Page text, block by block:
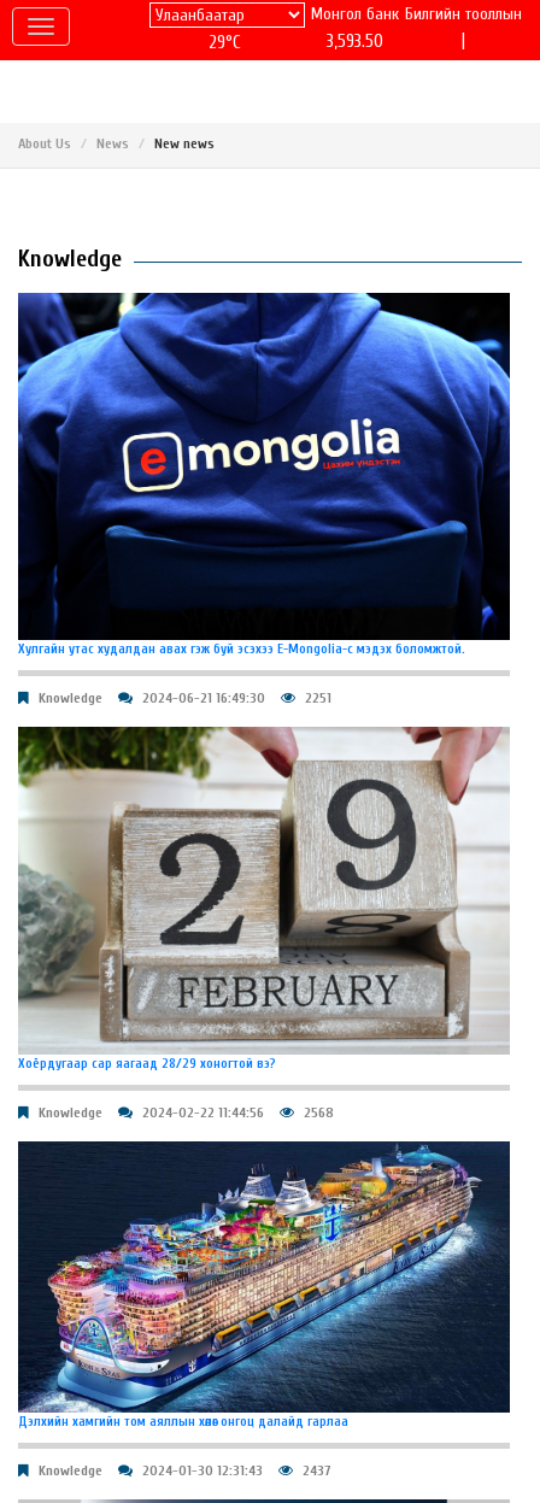
29°C
Монгол банк
3,593.50
Билгийн тооллын
About Us News New news
Knowledge
Хулгайн утас худалдан авах гэж буй эсэхээ E-Mongolia-с мэдэх боломжтой.
Knowledge 2024-06-21 16:49:30 2251
Хоёрдугаар сар яагаад 28/29 хоногтой вэ?
Knowledge 2024-02-22 11:44:56 2568
Дэлхийн хамгийн том аяллын хөлөг онгоц далайд гарлаа
Knowledge 2024-01-30 12:31:43 2437